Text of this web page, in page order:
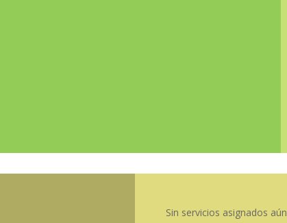
Sin servicios asignados aún